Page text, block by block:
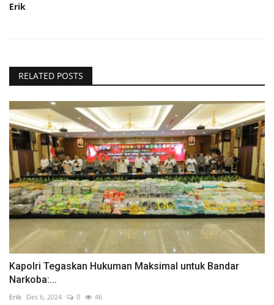
Erik
RELATED POSTS
Kapolri Tegaskan Hukuman Maksimal untuk Bandar
Narkoba:...
Erik Des 6, 2024 0 46